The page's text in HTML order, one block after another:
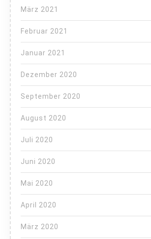
März 2021
Februar 2021
Januar 2021
Dezember 2020
September 2020
August 2020
Juli 2020
Juni 2020
Mai 2020
April 2020
März 2020